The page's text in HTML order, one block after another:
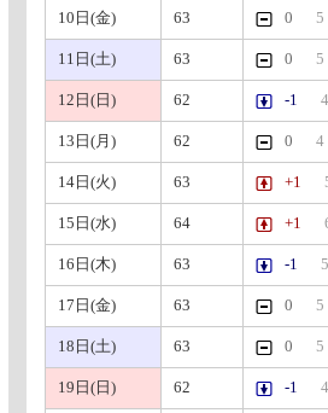
10日(金) 63 0 5
11日(土) 63 0 5
12日(日) 62 -1 4
13日(月) 62 0 4
14日(火) 63 +1
15日(水) 64 +1
16日(木) 63 -1 5
17日(金) 63 0 5
18日(土) 63 0 5
19日(日) 62 -1 4